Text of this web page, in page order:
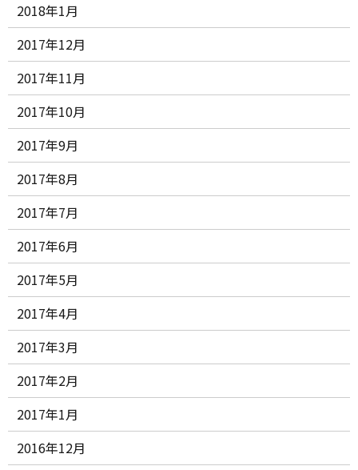
2018年1月
2017年12月
2017年11月
2017年10月
2017年9月
2017年8月
2017年7月
2017年6月
2017年5月
2017年4月
2017年3月
2017年2月
2017年1月
2016年12月